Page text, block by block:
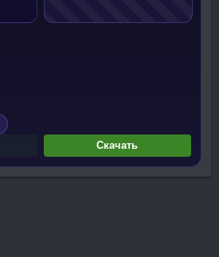
Скачать